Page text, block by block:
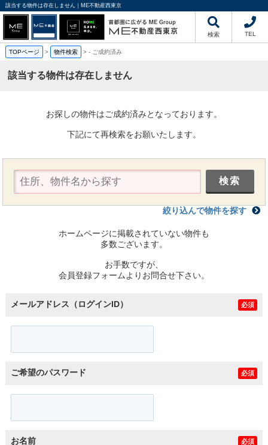
該当する物件は存在しません｜ME不動産西東京
検索 TEL
TOPページ > 物件検索 >- ご成約済み
該当する物件は存在しません
お探しの物件はご成約済みとなっております。
下記にて再検索をお願いたします。
絞り込んで物件を探す
ホームページに掲載されていない物件も
多数ございます。
お手数ですが、
会員登録フォームよりお問合せ下さい。
メールアドレス（ログインID） 必須
ご希望のパスワード 必須
お名前 必須